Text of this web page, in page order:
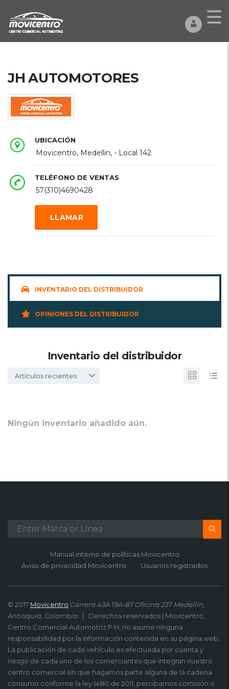
JH AUTOMOTORES
UBICACIÓN
Movicentro, Medellin, - Local 142
TELÉFONO DE VENTAS
57(310)4690428
LLAMAR
INVENTARIO DEL DISTRIBUIDOR
OPINIONES DEL DISTRIBUIDOR
Inventario del distribuidor
Artículos recientes
Ningún inventario añadido aún.
Manual interno de políticas Movicentro
Aviso de privacidad Movicentro
Usuarios registrados
© 2017 Movicentro Carrera 43A 19A-87 Oficina 237 Medellín,
Antioquia, Colombia
Derechos reservados | Movicentro,
Centro Comercial Automotriz P.H, no asume ninguna
responsabilidad por la información contenida en su página web.
La publicación de cada vehículo es efectuada por cuenta y
riesgo de cada uno de los comerciantes que integran nuestro
centro comercial sin que hagamos parte alguna de la cadena
consumo conforme la ley 1480 de 2011, percibamos comisión o